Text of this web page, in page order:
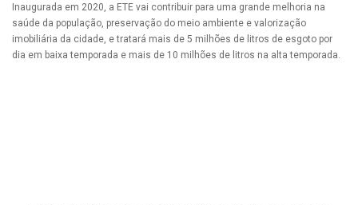
Inaugurada em 2020, a ETE vai contribuir para uma grande melhoria na
saúde da população, preservação do meio ambiente e valorização
imobiliária da cidade, e tratará mais de 5 milhões de litros de esgoto por
dia em baixa temporada e mais de 10 milhões de litros na alta temporada.